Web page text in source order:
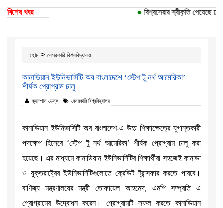
বিশেষ খবর বিশ্বসেরার স্বীকৃতি পেয়েছে ঢাকা
হোম > বেসরকারি বিশ্ববিদ্যালয়
কানাডিয়ান ইউনিভার্সিটি অব বাংলাদেশে ‘স্টেপ টু নর্থ আমেরিকা’
শীর্ষক প্রোগ্রাম চালু
ক্যাম্পাস ডেস্ক বেসরকারি বিশ্ববিদ্যালয়
কানাডিয়ান ইউনিভার্সিটি অব বাংলাদেশ-এ উচ্চ শিক্ষাক্ষেত্রে যুগান্তকারী
পদক্ষেপ হিসেবে ‘স্টেপ টু নর্থ আমেরিকা’ শীর্ষক প্রোগ্রাম চালু করা
হয়েছে। এর মাধ্যমে কানাডিয়ান ইউনিভার্সিটির শিক্ষার্থীরা সহজেই কানাডা
ও যুক্তরাষ্ট্রের ইউনিভার্সিটিগুলোতে ক্রেডিট ট্রান্সফার করতে পারবে।
বাণিজ্য মন্ত্রণালয়ের মন্ত্রী তোফায়েল আহমেদ, এমপি সম্প্রতি এ
প্রোগ্রামের উদ্বোধন করেন। প্রোগ্রামটি সফল করতে কানাডিয়ান